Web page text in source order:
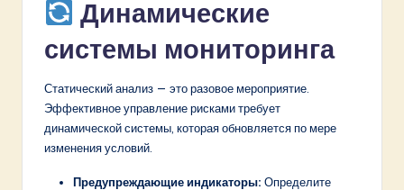
Динамические
системы мониторинга
Статический анализ — это разовое мероприятие.
Эффективное управление рисками требует
динамической системы, которая обновляется по мере
изменения условий.
Предупреждающие индикаторы: Определите